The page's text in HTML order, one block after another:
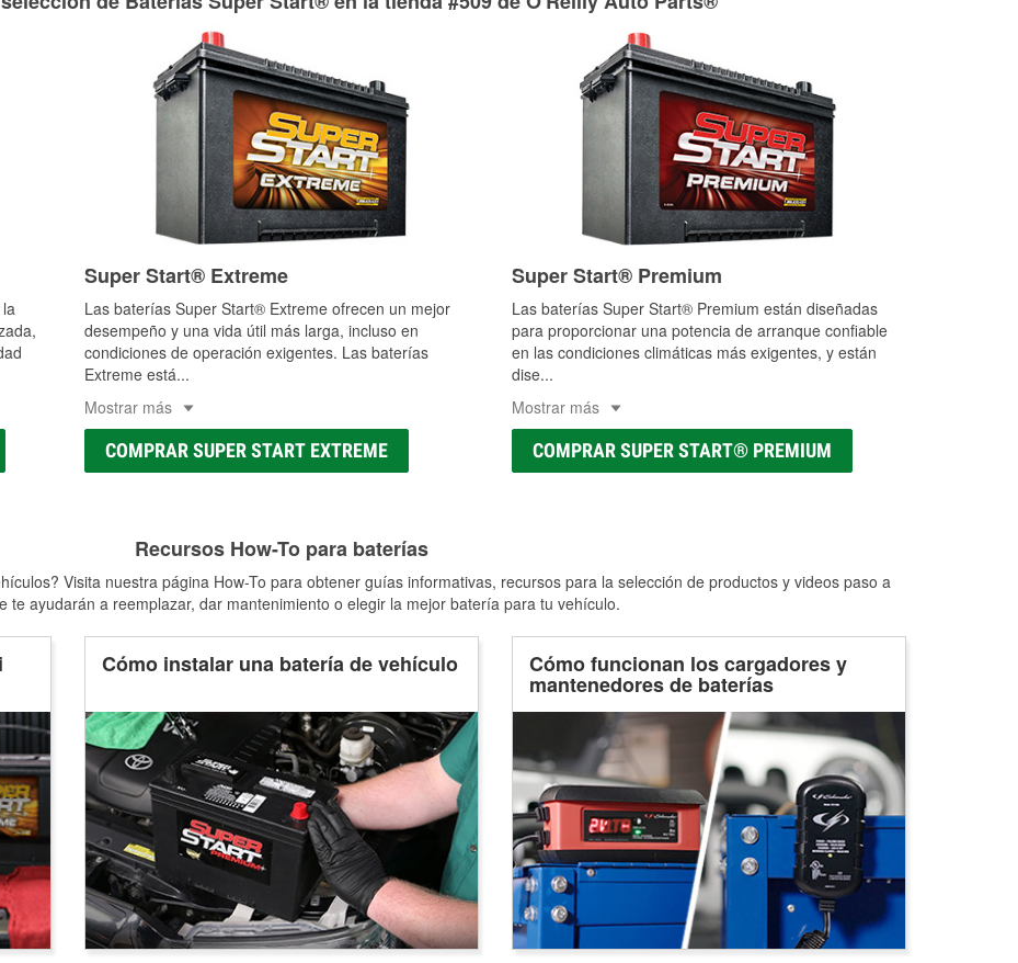
Super Start® Extreme
Las baterías Super Start® Extreme ofrecen un mejor
desempeño y una vida útil más larga, incluso en
condiciones de operación exigentes. Las baterías
Extreme está...
Mostrar más
COMPRAR SUPER START EXTREME
Super Start® Premium
Las baterías Super Start® Premium están diseñadas
para proporcionar una potencia de arranque confiable
en las condiciones climáticas más exigentes, y están
dise...
Mostrar más
COMPRAR SUPER START® PREMIUM
Recursos How-To para baterías
Visita nuestra página How-To para obtener guías informativas, recursos para la selección de productos y videos paso a
te ayudarán a reemplazar, dar mantenimiento o elegir la mejor batería para tu vehículo.
Cómo instalar una batería de vehículo Cómo funcionan los cargadores y
mantenedores de baterías